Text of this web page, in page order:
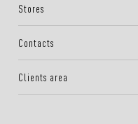
Stores
Contacts
Clients area